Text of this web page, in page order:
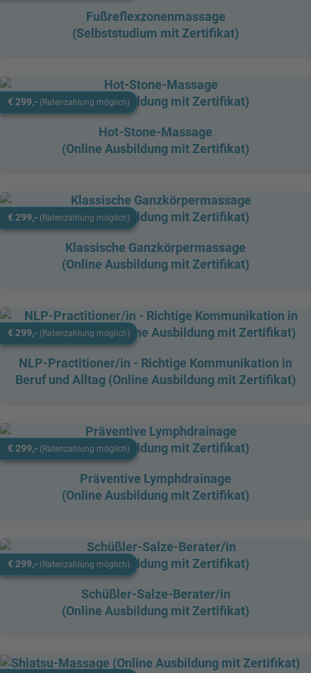
Fußreflexzonenmassage
(Selbststudium mit Zertifikat)
€ 299,- (Ratenzahlung möglich)
Hot-Stone-Massage
(Online Ausbildung mit Zertifikat)
€ 299,- (Ratenzahlung möglich)
Klassische Ganzkörpermassage
(Online Ausbildung mit Zertifikat)
€ 299,- (Ratenzahlung möglich)
NLP-Practitioner/in - Richtige Kommunikation in
Beruf und Alltag (Online Ausbildung mit Zertifikat)
€ 299,- (Ratenzahlung möglich)
Präventive Lymphdrainage
(Online Ausbildung mit Zertifikat)
€ 299,- (Ratenzahlung möglich)
Schüßler-Salze-Berater/in
(Online Ausbildung mit Zertifikat)